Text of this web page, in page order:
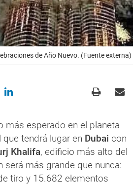
de Año Nuevo. (Fuente externa)
más esperado en el planeta
que tendrá lugar en Dubai con
Khalifa, edificio más alto del
será más grande que nunca:
tiro y 15.682 elementos